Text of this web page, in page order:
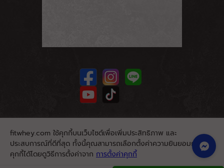
fitwhey.com ใช้คุกกี้บนเว็บไซต์เพื่อเพิ่มประสิทธิภาพ และ
ประสบการณ์ที่ดีที่สุด ทั้งนี้คุณสามารถเลือกตั้งค่าความยินยอมการใช้
คุกกี้ได้โดยดูวิธีการตั้งค่าจาก การตั้งค่าคุกกี้